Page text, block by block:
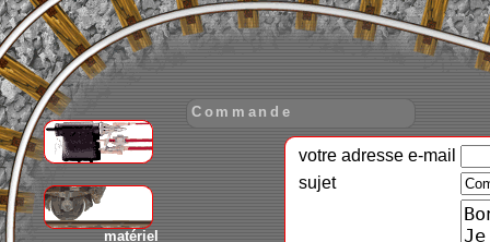
matériel
Commande
votre adresse e-mail
sujet